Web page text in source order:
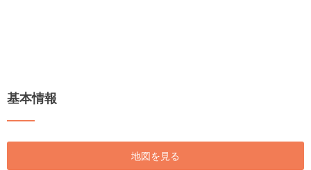
基本情報
地図を見る